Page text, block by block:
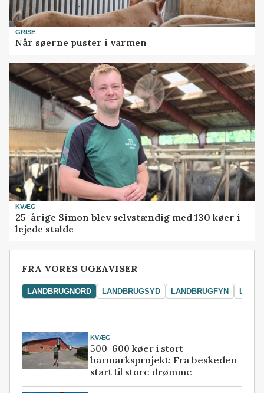
GRISE
Når søerne puster i varmen
KVÆG
25-årige Simon blev selvstændig med 130 køer i
lejede stalde
FRA VORES UGEAVISER
LANDBRUGNORD LANDBRUGSYD LANDBRUGFYN
KVÆG
500-600 køer i stort
barmarksprojekt: Fra beskeden
start til store drømme